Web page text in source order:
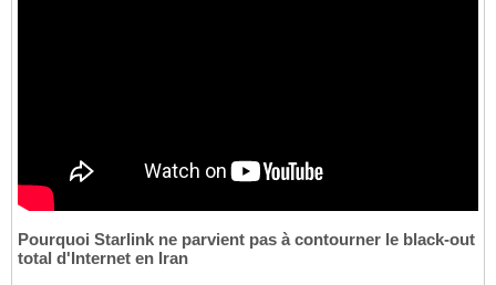
Pourquoi Starlink ne parvient pas à contourner le black-out
total d'Internet en Iran